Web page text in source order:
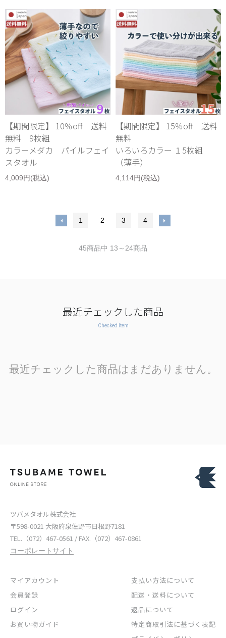
【期間限定】 10％off 送料
無料 9枚組
カラーメダカ パイルフェイ
スタオル
4,009円(税込)
【期間限定】 15％off 送料
無料
いろいろカラー １5枚組
（薄手）
4,114円(税込)
1 2 3 4
45商品中 13～24商品
最近チェックした商品
Checked Item
最近チェックした商品はまだありません。
ツバメタオル株式会社
〒598-0021 大阪府泉佐野市日根野7181
TEL.（072）467-0561 / FAX.（072）467-0861
コーポレートサイト
マイアカウント
会員登録
ログイン
お買い物ガイド
支払い方法について
配送・送料について
返品について
特定商取引法に基づく表記